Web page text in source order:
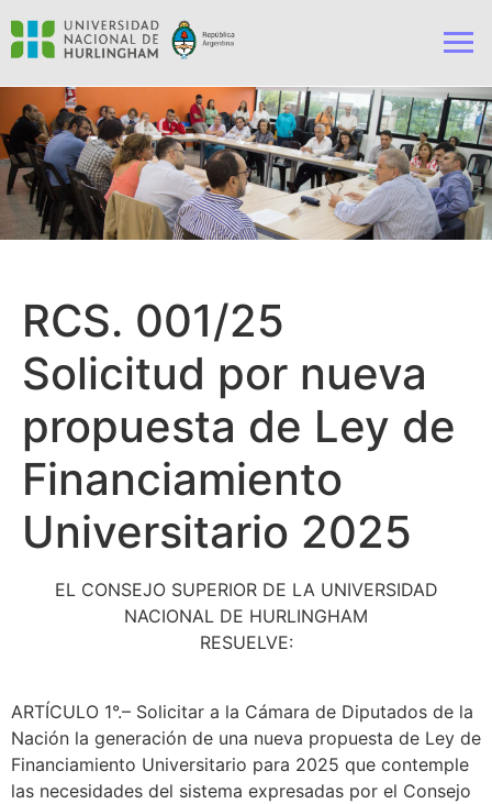
RCS. 001/25
Solicitud por nueva
propuesta de Ley de
Financiamiento
Universitario 2025
EL CONSEJO SUPERIOR DE LA UNIVERSIDAD
NACIONAL DE HURLINGHAM
RESUELVE:
ARTÍCULO 1°.– Solicitar a la Cámara de Diputados de la
Nación la generación de una nueva propuesta de Ley de
Financiamiento Universitario para 2025 que contemple
las necesidades del sistema expresadas por el Consejo